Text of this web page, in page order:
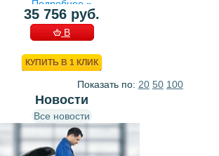
Подробнее »
35 756 руб.
В
КУПИТЬ В 1 КЛИК
Показать по: 20 50 100
Новости
Все новости